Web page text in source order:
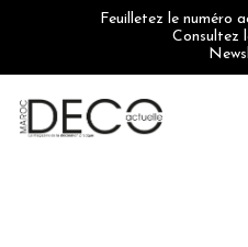
Feuilletez le numéro
Consultez